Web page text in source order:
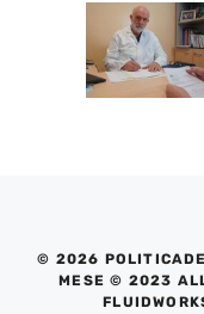
© 2026
MESE © 2023